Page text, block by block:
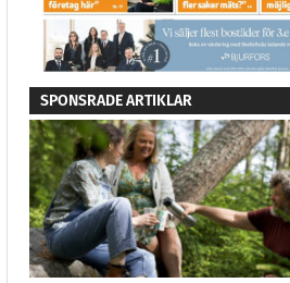
SPONSRADE ARTIKLAR